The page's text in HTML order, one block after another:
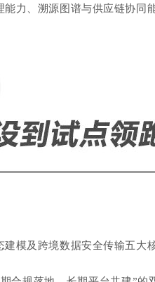
能力、溯源图谱与供应链协
模及跨境数据安全传输五大